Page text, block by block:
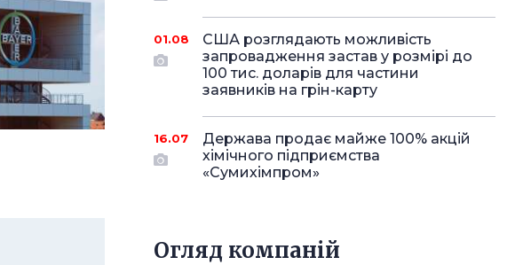
01.08
США розглядають можливість
запровадження застав у розмірі до
100 тис. доларів для частини
заявників на грін-карту
16.07
Держава продає майже 100% акцій
хімічного підприємства
«Сумихімпром»
Огляд компаній